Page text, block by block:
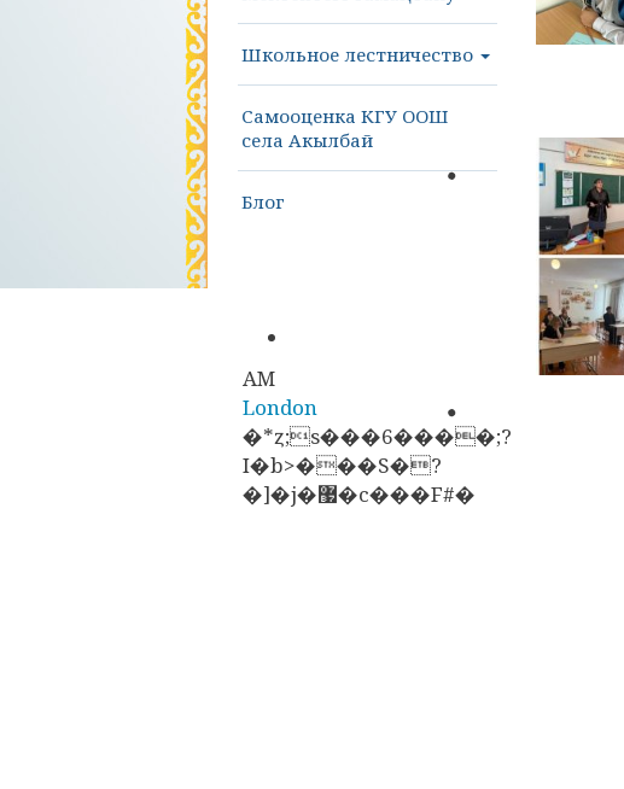
Школьное лестничество
Самооценка КГУ ООШ
села Акылбай
Блог
AM
London
�*ȥ;s���6����;?
I�b>���S�?
�]�j�޷�c���F#�